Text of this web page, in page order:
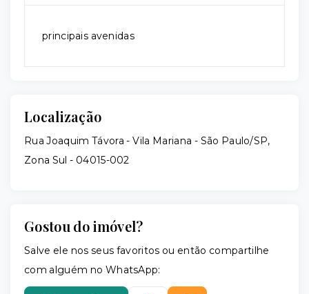
principais avenidas
Localização
Rua Joaquim Távora - Vila Mariana - São Paulo/SP,
Zona Sul - 04015-002
Gostou do imóvel?
Salve ele nos seus favoritos ou então compartilhe
com alguém no WhatsApp: